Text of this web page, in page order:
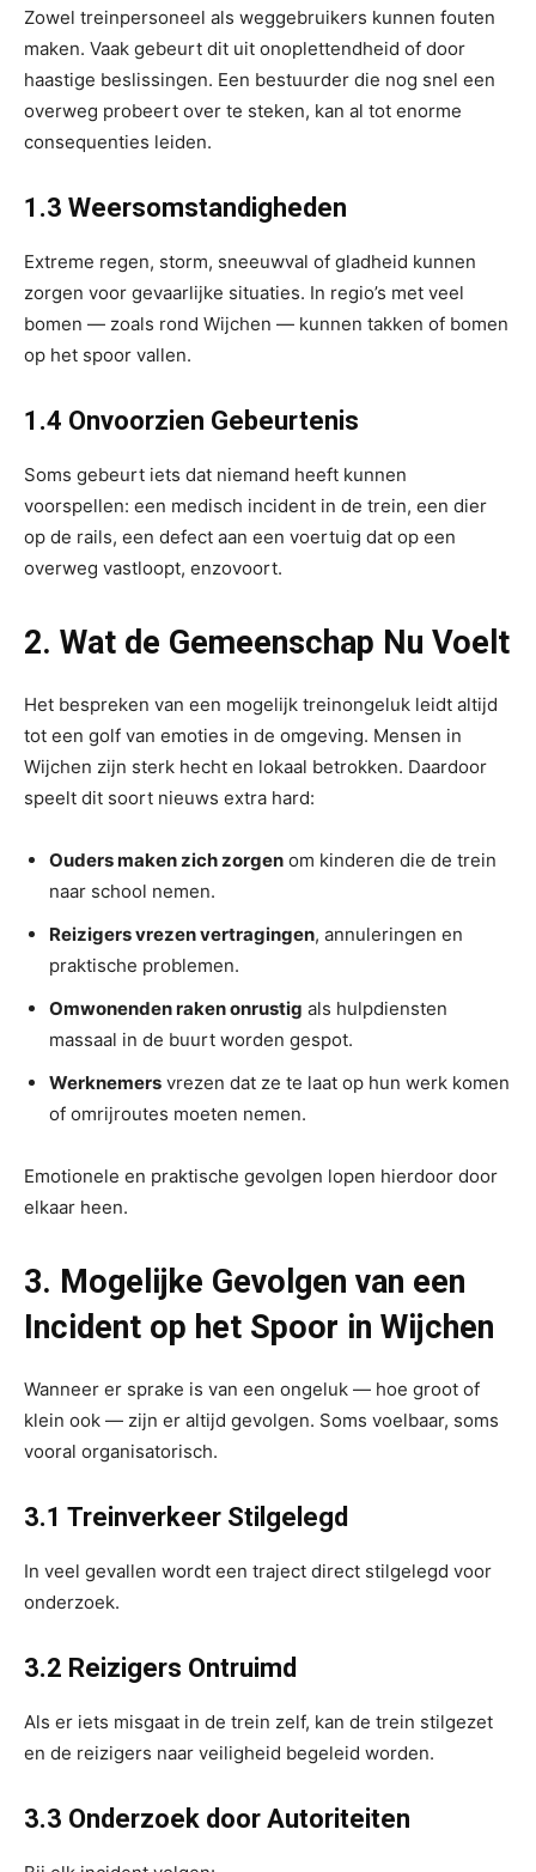
Zowel treinpersoneel als weggebruikers kunnen fouten
maken. Vaak gebeurt dit uit onoplettendheid of door
haastige beslissingen. Een bestuurder die nog snel een
overweg probeert over te steken, kan al tot enorme
consequenties leiden.
1.3 Weersomstandigheden
Extreme regen, storm, sneeuwval of gladheid kunnen
zorgen voor gevaarlijke situaties. In regio’s met veel
bomen — zoals rond Wijchen — kunnen takken of bomen
op het spoor vallen.
1.4 Onvoorzien Gebeurtenis
Soms gebeurt iets dat niemand heeft kunnen
voorspellen: een medisch incident in de trein, een dier
op de rails, een defect aan een voertuig dat op een
overweg vastloopt, enzovoort.
2. Wat de Gemeenschap Nu Voelt
Het bespreken van een mogelijk treinongeluk leidt altijd
tot een golf van emoties in de omgeving. Mensen in
Wijchen zijn sterk hecht en lokaal betrokken. Daardoor
speelt dit soort nieuws extra hard:
Ouders maken zich zorgen om kinderen die de trein
naar school nemen.
Reizigers vrezen vertragingen, annuleringen en
praktische problemen.
Omwonenden raken onrustig als hulpdiensten
massaal in de buurt worden gespot.
Werknemers vrezen dat ze te laat op hun werk komen
of omrijroutes moeten nemen.
Emotionele en praktische gevolgen lopen hierdoor door
elkaar heen.
3. Mogelijke Gevolgen van een
Incident op het Spoor in Wijchen
Wanneer er sprake is van een ongeluk — hoe groot of
klein ook — zijn er altijd gevolgen. Soms voelbaar, soms
vooral organisatorisch.
3.1 Treinverkeer Stilgelegd
In veel gevallen wordt een traject direct stilgelegd voor
onderzoek.
3.2 Reizigers Ontruimd
Als er iets misgaat in de trein zelf, kan de trein stilgezet
en de reizigers naar veiligheid begeleid worden.
3.3 Onderzoek door Autoriteiten